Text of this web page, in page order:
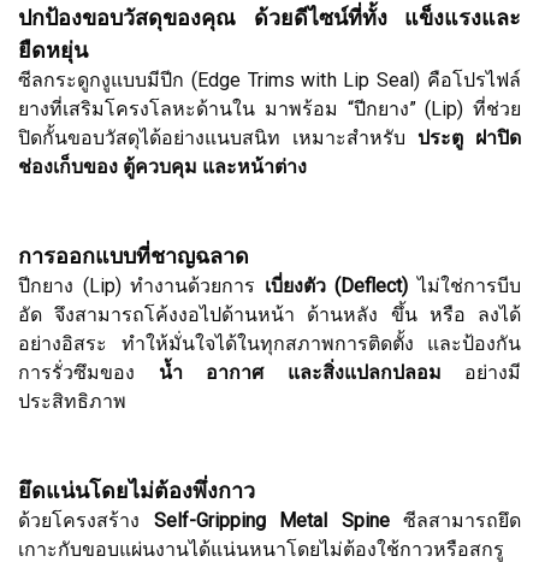
ปกป้องขอบวัสดุของคุณ ด้วยดีไซน์ที่ทั้ง แข็งแรงและ
ยืดหยุ่น
ซีลกระดูกงูแบบมีปีก (Edge Trims with Lip Seal) คือโปรไฟล์
ยางที่เสริมโครงโลหะด้านใน มาพร้อม “ปีกยาง” (Lip) ที่ช่วย
ปิดกั้นขอบวัสดุได้อย่างแนบสนิท เหมาะสำหรับ ประตู ฝาปิด
ช่องเก็บของ ตู้ควบคุม และหน้าต่าง
การออกแบบที่ชาญฉลาด
ปีกยาง (Lip) ทำงานด้วยการ เบี่ยงตัว (Deflect) ไม่ใช่การบีบ
อัด จึงสามารถโค้งงอไปด้านหน้า ด้านหลัง ขึ้น หรือ ลงได้
อย่างอิสระ ทำให้มั่นใจได้ในทุกสภาพการติดตั้ง และป้องกัน
การรั่วซึมของ น้ำ อากาศ และสิ่งแปลกปลอม อย่างมี
ประสิทธิภาพ
ยึดแน่นโดยไม่ต้องพึ่งกาว
ด้วยโครงสร้าง Self-Gripping Metal Spineซีลสามารถยึด
เกาะกับขอบแผ่นงานได้แน่นหนาโดยไม่ต้องใช้กาวหรือสกรู